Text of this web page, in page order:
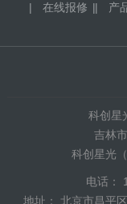
|
在线报修 | 产
科创星
吉林
科创星光
电话：
地址： 北京市昌平